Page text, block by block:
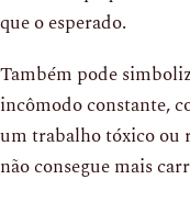
que o esperado.
Também pode
incômodo constante,
um trabalho tóxico ou
não consegue mais